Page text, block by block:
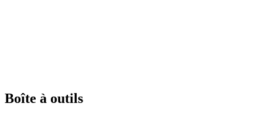
Boîte à outils